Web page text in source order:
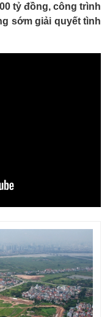
tỷ đồng, công trình
sớm giải quyết tình